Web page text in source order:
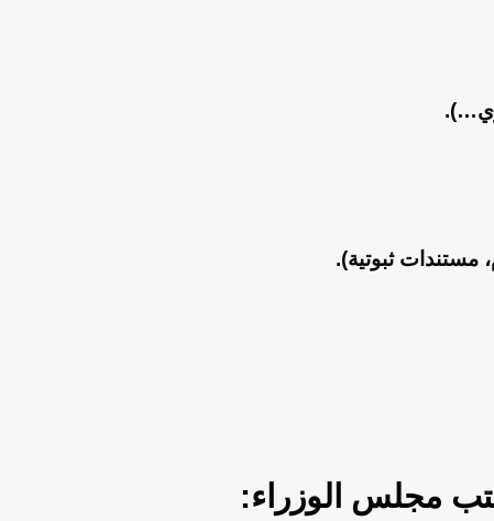
ثبوتية).
مجلس الوزراء: